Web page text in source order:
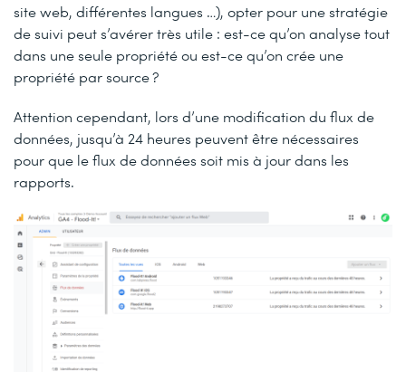
site web, différentes langues …), opter pour une stratégie
de suivi peut s’avérer très utile : est-ce qu’on analyse tout
dans une seule propriété ou est-ce qu’on crée une
propriété par source ?
Attention cependant, lors d’une modification du flux de
données, jusqu’à 24 heures peuvent être nécessaires
pour que le flux de données soit mis à jour dans les
rapports.